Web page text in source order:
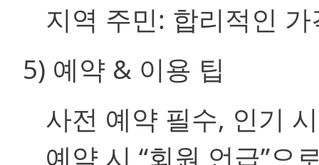
지역 주민: 합리적인
5) 예약 & 이용 팁
사전 예약 필수, 인기
예약 시 “회원 언급”으